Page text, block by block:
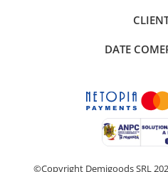
DATE
©Copyright Demigoods SRL